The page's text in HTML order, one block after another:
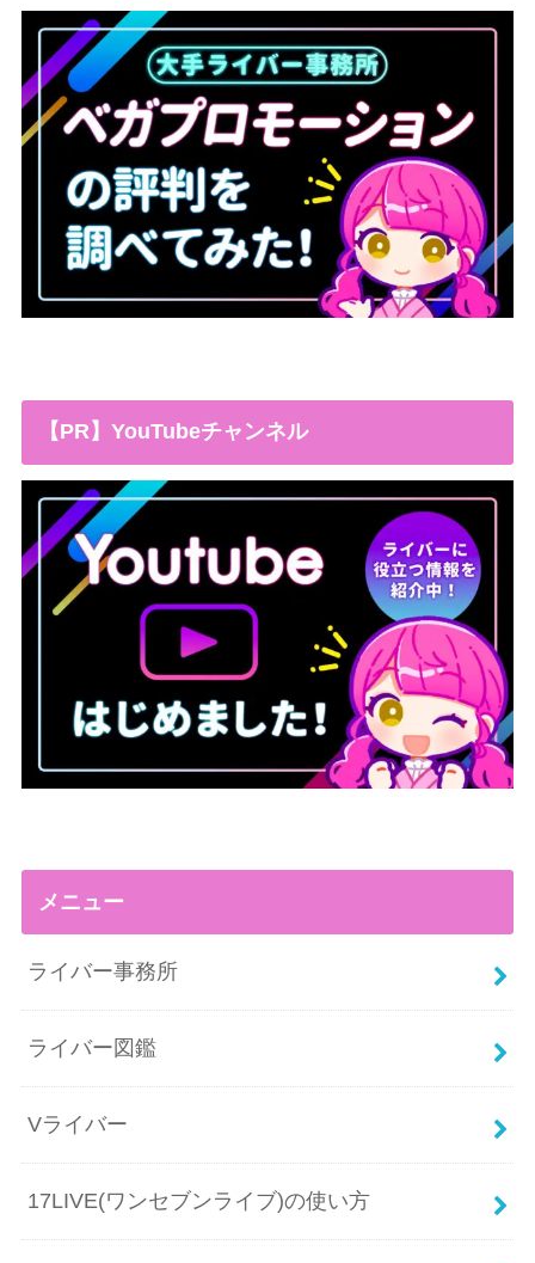
【PR】YouTubeチャンネル
メニュー
ライバー事務所
ライバー図鑑
Vライバー
17LIVE(ワンセブンライブ)の使い方